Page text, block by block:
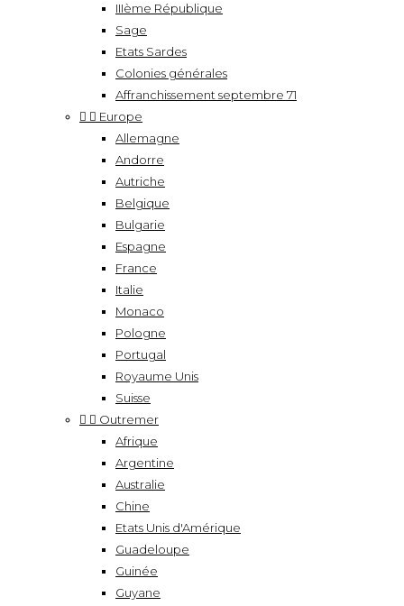
IIIème République
Sage
Etats Sardes
Colonies générales
Affranchissement septembre 71
  Europe
Allemagne
Andorre
Autriche
Belgique
Bulgarie
Espagne
France
Italie
Monaco
Pologne
Portugal
Royaume Unis
Suisse
  Outremer
Afrique
Argentine
Australie
Chine
Etats Unis d'Amérique
Guadeloupe
Guinée
Guyane